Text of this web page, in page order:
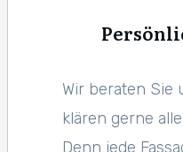
Wir beraten Sie
klären gerne
Denn jede